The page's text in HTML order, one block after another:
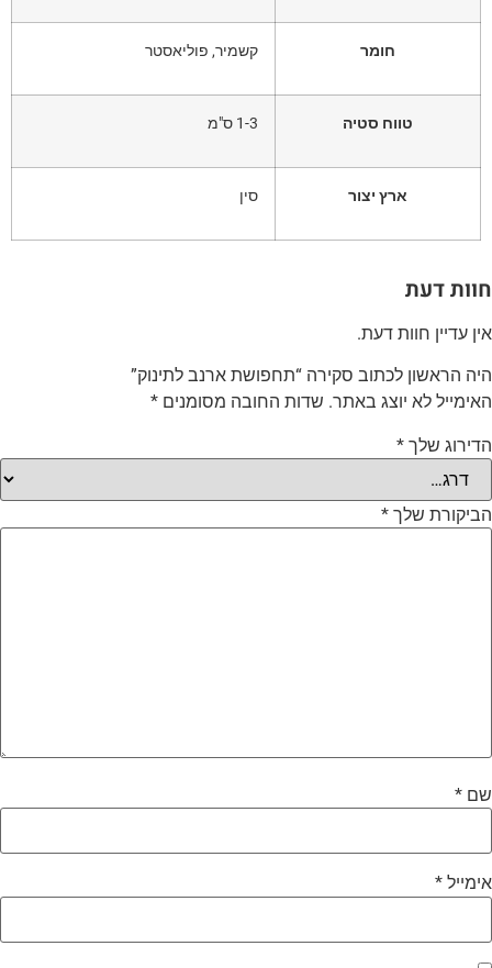
חומר קשמיר, פוליאסטר
טווח סטיה 1-3 ס"מ
ארץ יצור סין
חוות דעת
אין עדיין חוות דעת.
היה הראשון לכתוב סקירה “תחפושת ארנב לתינוק”
האימייל לא יוצג באתר. שדות החובה מסומנים *
הדירוג שלך *
הביקורת שלך *
שם *
אימייל *